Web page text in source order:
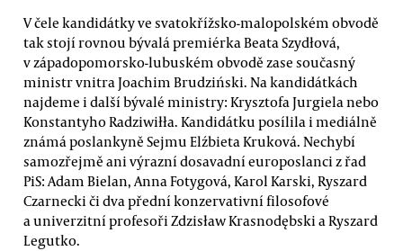
V čele kandidátky ve svatokřížsko-malopolském obvodě
tak stojí rovnou bývalá premiérka Beata Szydłová,
v západopomorsko-lubuském obvodě zase současný
ministr vnitra Joachim Brudziński. Na kandidátkách
najdeme i další bývalé ministry: Krysztofa Jurgiela nebo
Konstantyho Radziwiłła. Kandidátku posílila i mediálně
známá poslankyně Sejmu Elźbieta Kruková. Nechybí
samozřejmě ani výrazní dosavadní europoslanci z řad
PiS: Adam Bielan, Anna Fotygová, Karol Karski, Ryszard
Czarnecki či dva přední konzervativní filosofové
a univerzitní profesoři Zdzisław Krasnodębski a Ryszard
Legutko.